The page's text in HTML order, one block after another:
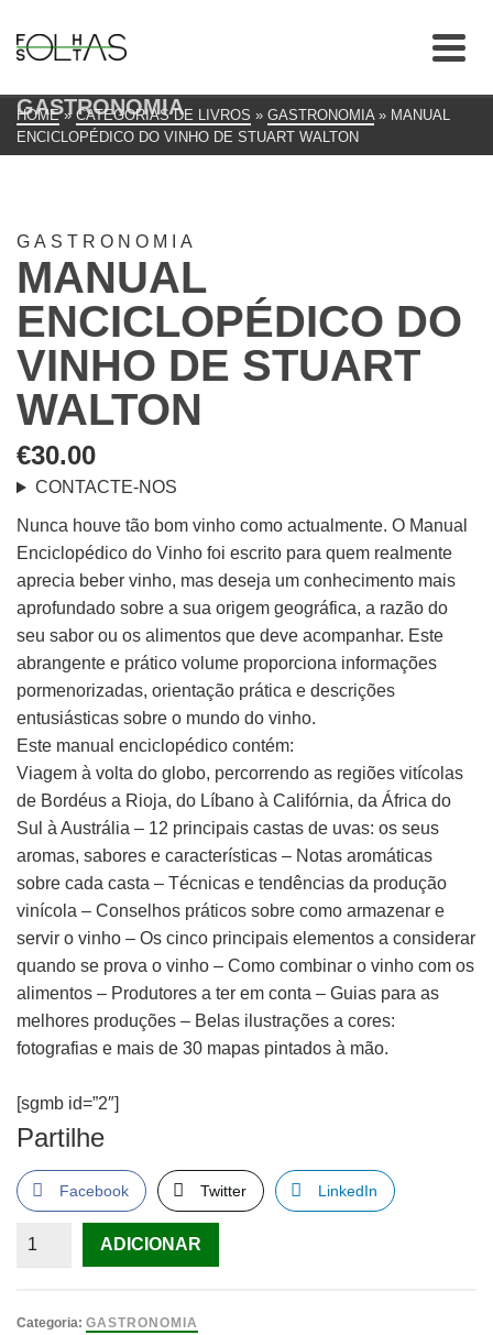
GASTRONOMIA
HOME » CATEGORIAS DE LIVROS » GASTRONOMIA » MANUAL
ENCICLOPÉDICO DO VINHO DE STUART WALTON
GASTRONOMIA
MANUAL
ENCICLOPÉDICO DO
VINHO DE STUART
WALTON
€30.00
CONTACTE-NOS
Nunca houve tão bom vinho como actualmente. O Manual
Enciclopédico do Vinho foi escrito para quem realmente
aprecia beber vinho, mas deseja um conhecimento mais
aprofundado sobre a sua origem geográfica, a razão do
seu sabor ou os alimentos que deve acompanhar. Este
abrangente e prático volume proporciona informações
pormenorizadas, orientação prática e descrições
entusiásticas sobre o mundo do vinho.
Este manual enciclopédico contém:
Viagem à volta do globo, percorrendo as regiões vitícolas
de Bordéus a Rioja, do Líbano à Califórnia, da África do
Sul à Austrália – 12 principais castas de uvas: os seus
aromas, sabores e características – Notas aromáticas
sobre cada casta – Técnicas e tendências da produção
vinícola – Conselhos práticos sobre como armazenar e
servir o vinho – Os cinco principais elementos a considerar
quando se prova o vinho – Como combinar o vinho com os
alimentos – Produtores a ter em conta – Guias para as
melhores produções – Belas ilustrações a cores:
fotografias e mais de 30 mapas pintados à mão.
[sgmb id=”2″]
Partilhe
Facebook Twitter LinkedIn
Quantidade
Enciclopédico
ADICIONAR
Categoria: GASTRONOMIA